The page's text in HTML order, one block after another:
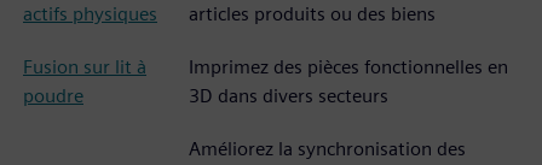
actifs physiques
articles produits ou des biens
Fusion sur lit à
poudre
Imprimez des pièces fonctionnelles en
3D dans divers secteurs
Améliorez la synchronisation des